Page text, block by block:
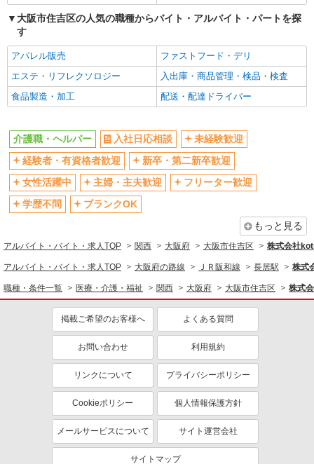
エルダー（50代～）活躍中
シニア（60代～）活躍中
高収入・高額
昇給あり
完全週休2日制
フルタイム歓迎
禁煙・分煙
駅直結・駅チカ
車通勤OK
残業少なめ（月20h未満）
交通費支給
社会保険あり
産休・育休取得実績あり
退職金・財形貯蓄制度あり
各種手当（家族・役職・インセン
ティブなど）あり
制服貸与
同じ職種から求人を探す
介護職・ヘルパー
同じ特徴から求人を探す
ミドル（40代～）活躍中
ボーナス・賞与あり
車通勤OK
交通費支給
社会保険あり
産休・育休取得実績あり
大阪市住吉区の人気の職種からバイト・アルバイト・パートを探
す
アパレル販売
ファストフード・デリ
エステ・リフレクソロジー
入出庫・商品管理・検品・検査
食品製造・加工
配送・配達ドライバー
介護職・ヘルパー 入社日応相談
未経験歓迎
経験者・有資格者歓迎
新卒・第二新卒歓迎
女性活躍中
主婦・主夫歓迎
フリーター歓迎
学歴不問
ブランクOK
もっと見る
アルバイト・バイト・求人TOP 関西 大阪府 大阪市住吉区 株式会社
アルバイト・バイト・求人TOP 大阪府の路線 ＪＲ阪和線 長居駅 株式
職種・条件一覧 医療・介護・福祉 関西 大阪府 大阪市住吉区 株式
掲載ご希望のお客様へ よくある質問
お問い合わせ 利用規約
リンクについて プライバシーポリシー
Cookieポリシー 個人情報保護方針
メールサービスについて サイト運営会社
サイトマップ